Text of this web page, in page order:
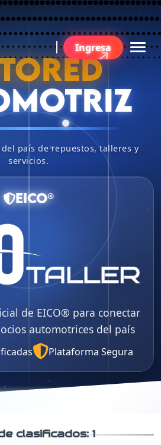
Ingresa
país de repuestos, talleres y
servicios.
EICO®
de EICO® para conectar
automotrices del país
Plataforma Segura
clasificados:1